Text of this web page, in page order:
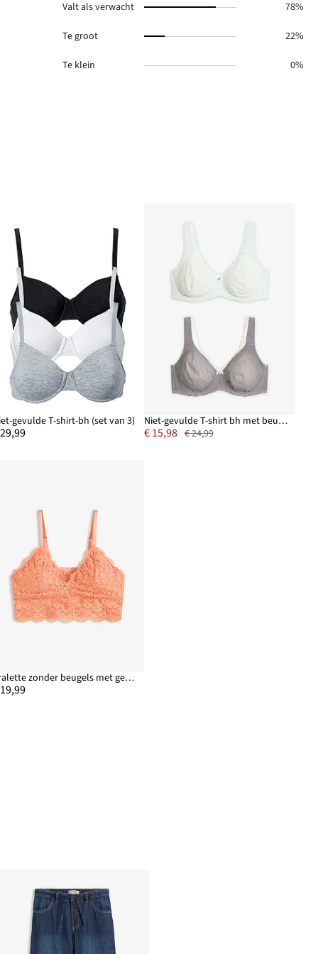
Valt als verwacht 78%
Te groot 22%
Te klein 0%
gevulde T-shirt-bh (set van 3) Niet-gevulde T-shirt bh met beugels en biologisch katoen (set van 2)
€ 15,98 € 24,99
Bralette zonder beugels met gebloemd kant